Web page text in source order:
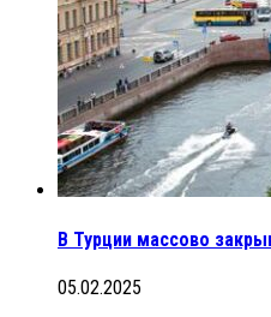
В Турции массово
05.02.2025